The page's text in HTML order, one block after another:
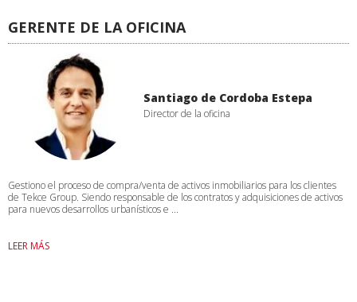
GERENTE DE LA OFICINA
Santiago de Cordoba Estepa
Director de la oficina
Gestiono el proceso de compra/venta de activos inmobiliarios para los clientes
de Tekce Group. Siendo responsable de los contratos y adquisiciones de activos
para nuevos desarrollos urbanísticos e ...
LEER MÁS